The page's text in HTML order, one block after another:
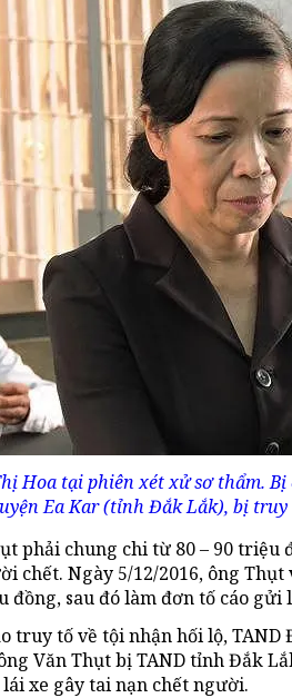
Hoa tại phiên xét xử sơ thẩm.
Ea Kar (tỉnh Đắk Lắk), bị
phải chung chi từ 80 – 90
chết. Ngày 5/12/2016, ông Thụt
đồng, sau đó làm đơn tố cáo gửi
truy tố về tội nhận hối lộ,
Văn Thụt bị TAND tỉnh Đắk
xe gây tai nạn chết người.